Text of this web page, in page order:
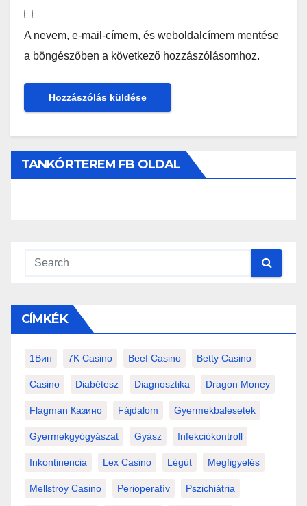
A nevem, e-mail-címem, és weboldalcímem mentése
a böngészőben a következő hozzászólásomhoz.
TANKÓRTEREM FB OLDAL
CÍMKÉK
1Вин 7K Casino Beef Casino Betty Casino
Casino Diabétesz Diagnosztika Dragon Money
Flagman Казино Fájdalom Gyermekbalesetek
Gyermekgyógyászat Gyász Infekciókontroll
Inkontinencia Lex Casino Légút Megfigyelés
Mellstroy Casino Perioperatív Pszichiátria